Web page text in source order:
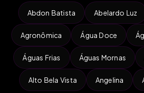
Abdon Batista Abelardo Luz
Agronômica Água Doce
Águas Frias Águas Mornas
Alto Bela Vista Angelina